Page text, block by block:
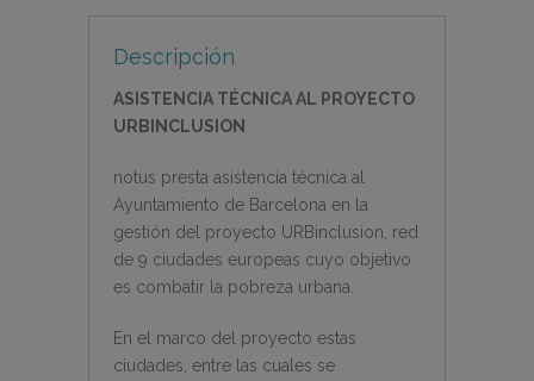
Descripción
ASISTENCIA TÉCNICA AL PROYECTO
URBINCLUSION
notus presta asistencia técnica al
Ayuntamiento de Barcelona en la
gestión del proyecto URBinclusion, red
de 9 ciudades europeas cuyo objetivo
es combatir la pobreza urbana.
En el marco del proyecto estas
ciudades, entre las cuales se